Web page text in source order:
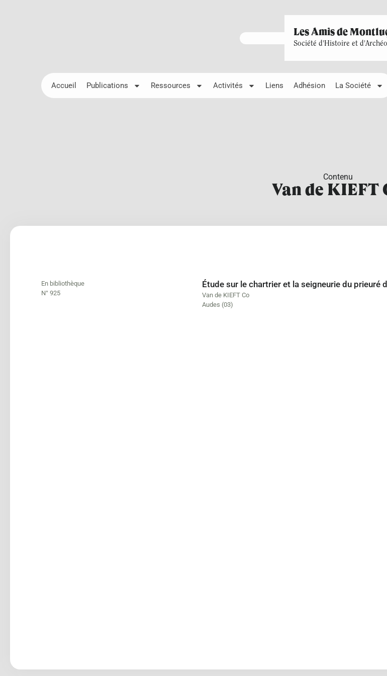
Les Amis de
Société d'Histoire et
Accueil Publications Ressources Activités Liens Adhésion La Société
Contenu
Van de KIEFT
En bibliothèque
N° 925
Étude sur le chartrier et la seigneurie du prieuré
Van de KIEFT Co
Audes (03)